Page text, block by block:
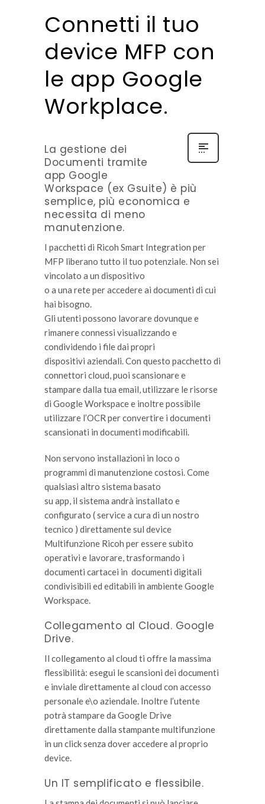
Connetti il tuo
device MFP con
le app Google
Workplace.
La gestione dei
Documenti tramite
app Google
Workspace (ex Gsuite) è più
semplice, più economica e
necessita di meno
manutenzione.
I pacchetti di Ricoh Smart Integration per
MFP liberano tutto il tuo potenziale. Non sei
vincolato a un dispositivo
o a una rete per accedere ai documenti di cui
hai bisogno.
Gli utenti possono lavorare dovunque e
rimanere connessi visualizzando e
condividendo i file dai propri
dispositivi aziendali. Con questo pacchetto di
connettori cloud, puoi scansionare e
stampare dalla tua email, utilizzare le risorse
di Google Workspace e inoltre possibile
utilizzare l’OCR per convertire i documenti
scansionati in documenti modificabili.
Non servono installazioni in loco o
programmi di manutenzione costosi. Come
qualsiasi altro sistema basato
su app, il sistema andrà installato e
configurato ( service a cura di un nostro
tecnico ) direttamente sul device
Multifunzione Ricoh per essere subito
operativi e lavorare, trasformando i
documenti cartacei in documenti digitali
condivisibili ed editabili in ambiente Google
Workspace.
Collegamento al Cloud. Google
Drive.
Il collegamento al cloud ti offre la massima
flessibilità: esegui le scansioni dei documenti
e inviale direttamente al cloud con accesso
personale e\o aziendale. Inoltre l’utente
potrà stampare da Google Drive
direttamente dalla stampante multifunzione
in un click senza dover accedere al proprio
device.
Un IT semplificato e flessibile.